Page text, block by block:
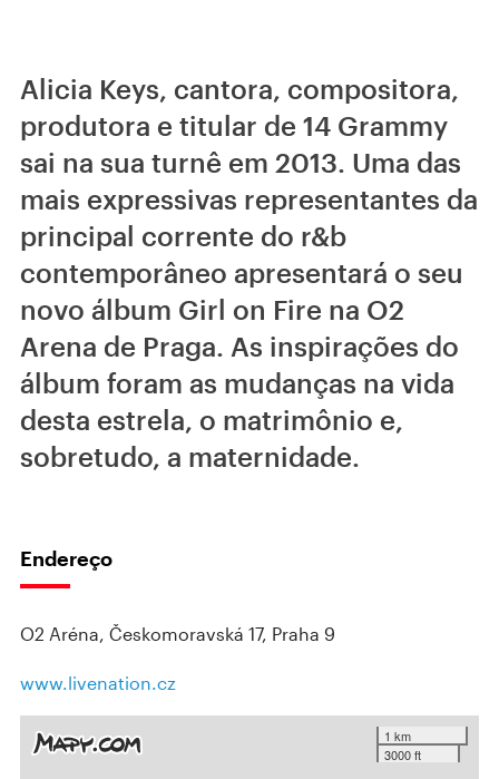
Alicia Keys, cantora, compositora,
produtora e titular de 14 Grammy
sai na sua turnê em 2013. Uma das
mais expressivas representantes da
principal corrente do r&b
contemporâneo apresentará o seu
novo álbum Girl on Fire na O2
Arena de Praga. As inspirações do
álbum foram as mudanças na vida
desta estrela, o matrimônio e,
sobretudo, a maternidade.
Endereço
O2 Aréna, Českomoravská 17, Praha 9
www.livenation.cz
1 km
3000 ft